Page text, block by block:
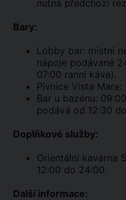
nutná předchozí
Bary:
Lobby bar: místní
nápoje podávané
07:00 ranní káva).
Pivnice Vista Mare:
Bar u bazénu:
podává od 12:30
Doplňkové služby:
Orientální kavárna
12:00 do 24:00.
Další informace: